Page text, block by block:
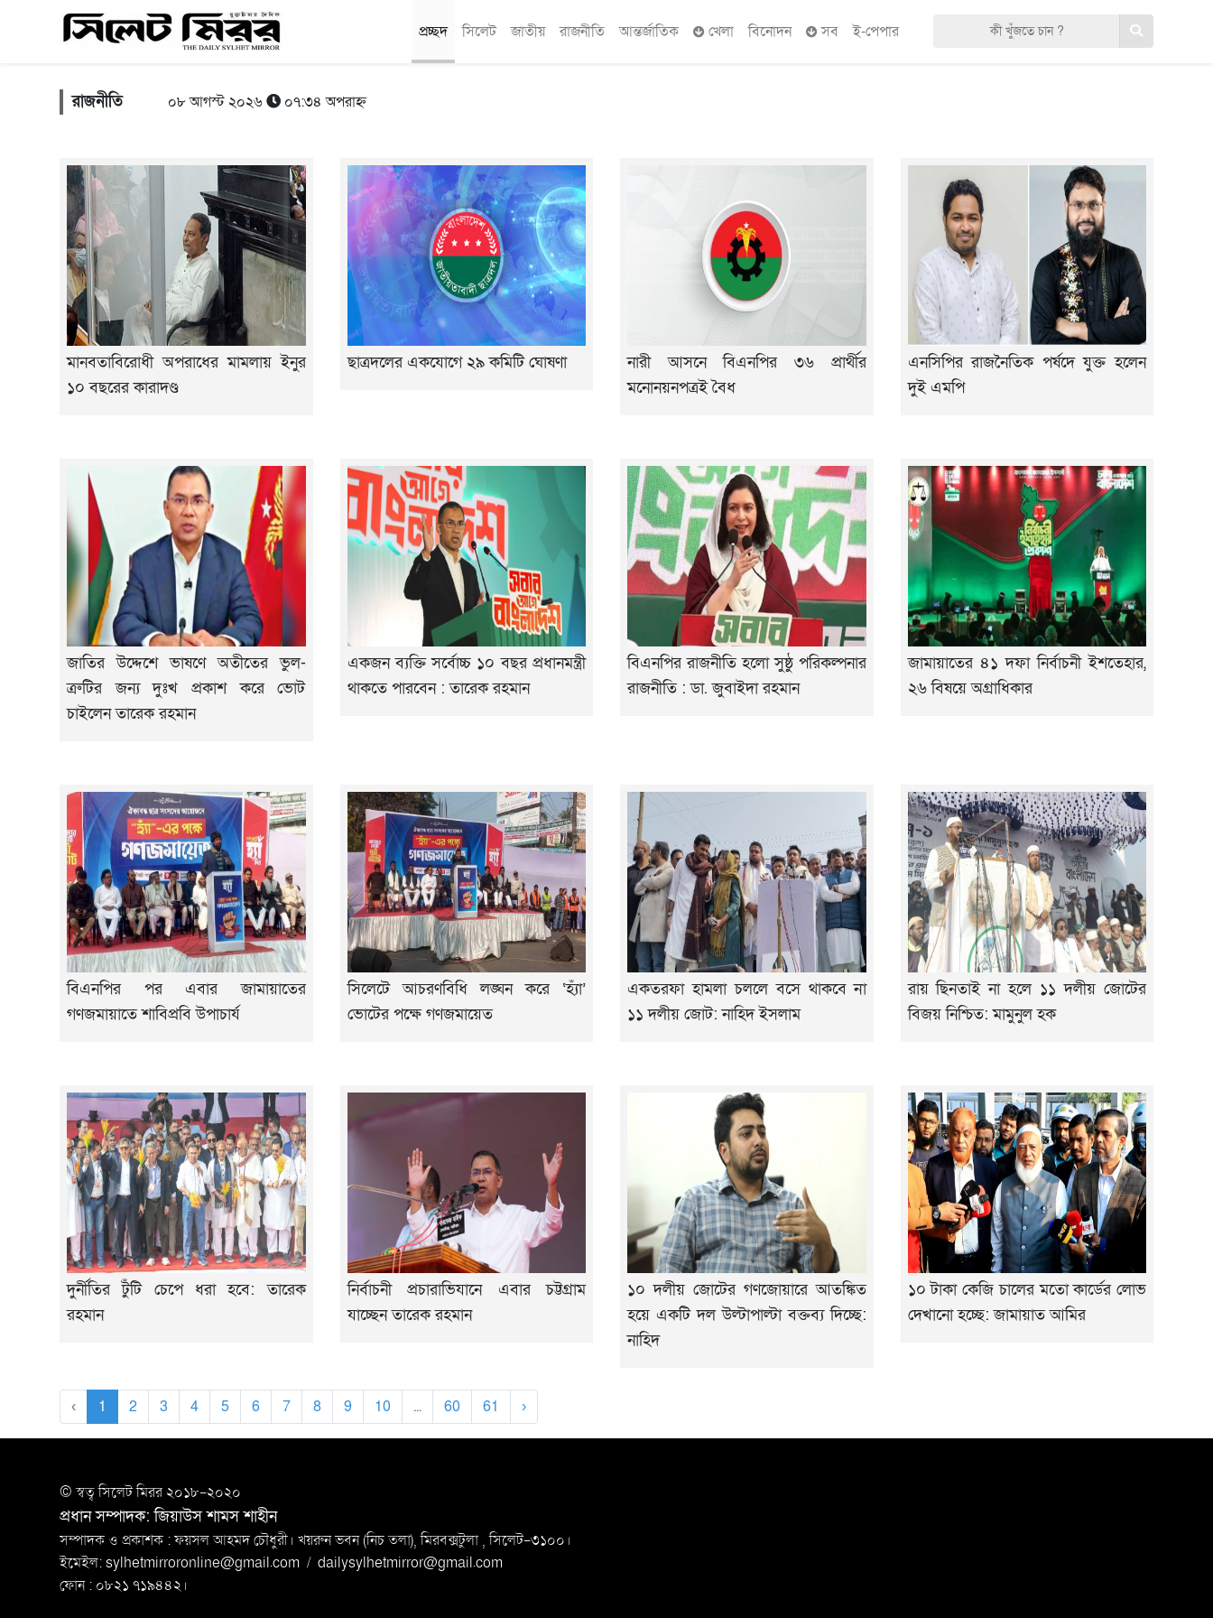
প্রচ্ছদ সিলেট জাতীয় রাজনীতি আন্তর্জাতিক খেলা বিনোদন সব ই-পেপার
রাজনীতি ০৮ আগস্ট ২০২৬ ০৭:৩৪ অপরাহ্ন
মানবতাবিরোধী অপরাধের মামলায় ইনুর
১০ বছরের কারাদণ্ড
ছাত্রদলের একযোগে ২৯ কমিটি ঘোষণা
নারী আসনে বিএনপির ৩৬ প্রার্থীর
মনোনয়নপত্রই বৈধ
এনসিপির রাজনৈতিক পর্ষদে যুক্ত হলেন
দুই এমপি
জাতির উদ্দেশে ভাষণে অতীতের ভুল-
ত্রুটির জন্য দুঃখ প্রকাশ করে ভোট
চাইলেন তারেক রহমান
একজন ব্যক্তি সর্বোচ্চ ১০ বছর প্রধানমন্ত্রী
থাকতে পারবেন : তারেক রহমান
বিএনপির রাজনীতি হলো সুষ্ঠু পরিকল্পনার
রাজনীতি : ডা. জুবাইদা রহমান
জামায়াতের ৪১ দফা নির্বাচনী ইশতেহার,
২৬ বিষয়ে অগ্রাধিকার
বিএনপির পর এবার জামায়াতের
গণজমায়াতে শাবিপ্রবি উপাচার্য
সিলেটে আচরণবিধি লঙ্ঘন করে ‘হ্যাঁ’
ভোটের পক্ষে গণজমায়েত
একতরফা হামলা চললে বসে থাকবে না
১১ দলীয় জোট: নাহিদ ইসলাম
রায় ছিনতাই না হলে ১১ দলীয় জোটের
বিজয় নিশ্চিত: মামুনুল হক
দুর্নীতির টুঁটি চেপে ধরা হবে: তারেক
রহমান
নির্বাচনী প্রচারাভিযানে এবার চট্টগ্রাম
যাচ্ছেন তারেক রহমান
১০ দলীয় জোটের গণজোয়ারে আতঙ্কিত
হয়ে একটি দল উল্টাপাল্টা বক্তব্য দিচ্ছে:
নাহিদ
১০ টাকা কেজি চালের মতো কার্ডের লোভ
দেখানো হচ্ছে: জামায়াত আমির
‹ 1 2 3 4 5 6 7 8 9 10 ... 60 61 ›
© স্বত্ব সি‌লেট মিরর ২০১৮-২০২০
প্রধান সম্পাদক: জিয়াউস শামস শাহীন
সম্পাদক ও প্রকাশক : ফয়সল আহমদ চৌধুরী। খয়রুন ভবন (নিচ তলা), মিরবক্সটুলা ,সি‌লেট-৩১০০।
ইমেইল:sylhetmirroronline@gmail.com / dailysylhetmirror@gmail.com
ফোন : ০৮২১ ৭১৯৪৪২।